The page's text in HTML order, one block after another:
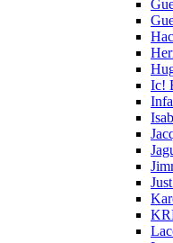
Ic!